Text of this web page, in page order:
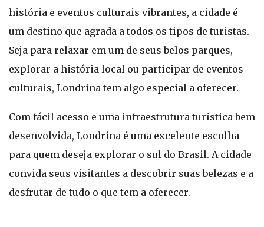
história e eventos culturais vibrantes, a cidade é
um destino que agrada a todos os tipos de turistas.
Seja para relaxar em um de seus belos parques,
explorar a história local ou participar de eventos
culturais, Londrina tem algo especial a oferecer.
Com fácil acesso e uma infraestrutura turística bem
desenvolvida, Londrina é uma excelente escolha
para quem deseja explorar o sul do Brasil. A cidade
convida seus visitantes a descobrir suas belezas e a
desfrutar de tudo o que tem a oferecer.